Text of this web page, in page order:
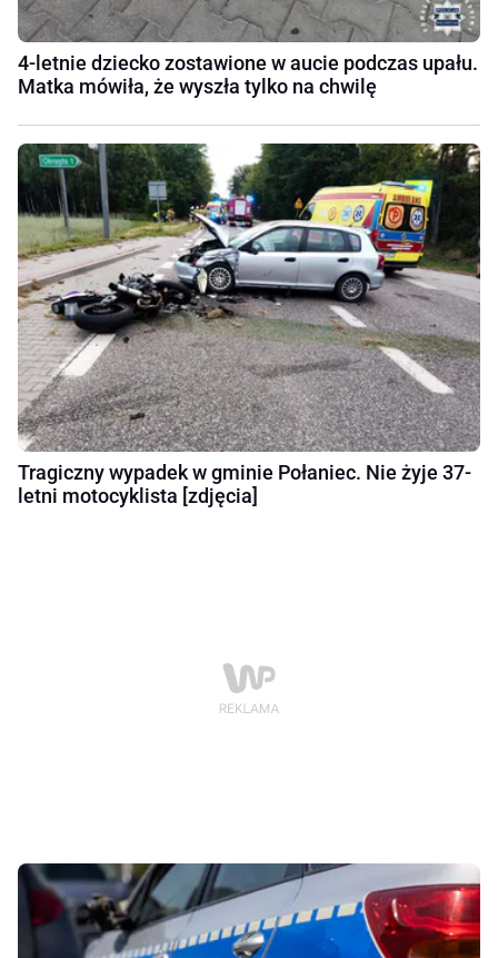
4-letnie dziecko zostawione w aucie podczas upału.
Matka mówiła, że wyszła tylko na chwilę
Tragiczny wypadek w gminie Połaniec. Nie żyje 37-
letni motocyklista [zdjęcia]